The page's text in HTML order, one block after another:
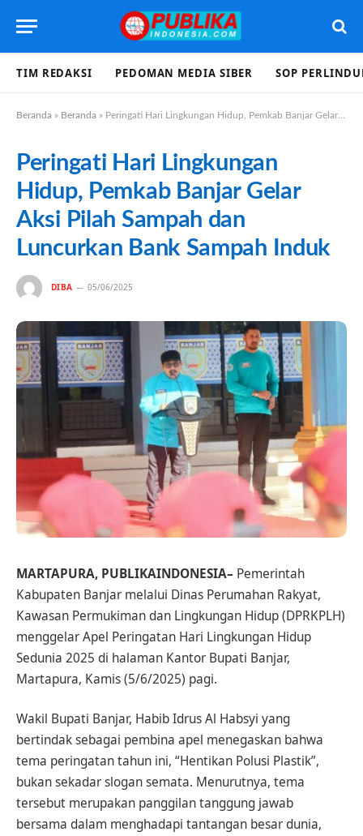
TIM REDAKSI PEDOMAN MEDIA SIBER SOP
Beranda » Beranda » Peringati Hari Lingkungan Hidup, Pemkab Banjar Gelar Aksi Pilah Sampah dan Luncurkan Bank Sampah Induk
Peringati Hari Lingkungan
Hidup, Pemkab Banjar Gelar
Aksi Pilah Sampah dan
Luncurkan Bank Sampah Induk
DIBA 05/06/2025
MARTAPURA, PUBLIKAINDONESIA– Pemerintah
Kabupaten Banjar melalui Dinas Perumahan Rakyat,
Kawasan Permukiman dan Lingkungan Hidup (DPRKPLH)
menggelar Apel Peringatan Hari Lingkungan Hidup
Sedunia 2025 di halaman Kantor Bupati Banjar,
Martapura, Kamis (5/6/2025) pagi.
Wakil Bupati Banjar, Habib Idrus Al Habsyi yang
bertindak sebagai pembina apel menegaskan bahwa
tema peringatan tahun ini, “Hentikan Polusi Plastik”,
bukan sekadar slogan semata. Menurutnya, tema
tersebut merupakan panggilan tanggung jawab
bersama dalam menghadapi tantangan besar dunia,